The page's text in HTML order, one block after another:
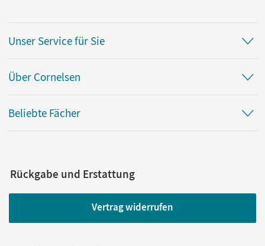
Unser Service für Sie
Über Cornelsen
Beliebte Fächer
Rückgabe und Erstattung
Vertrag widerrufen